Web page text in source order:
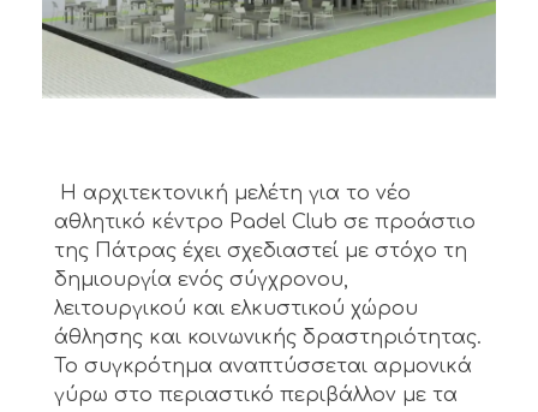
Η αρχιτεκτονική μελέτη για το νέο
αθλητικό κέντρο Padel Club σε προάστιο
της Πάτρας έχει σχεδιαστεί με στόχο τη
δημιουργία ενός σύγχρονου,
λειτουργικού και ελκυστικού χώρου
άθλησης και κοινωνικής δραστηριότητας.
Το συγκρότημα αναπτύσσεται αρμονικά
γύρω στο περιαστικό περιβάλλον με τα